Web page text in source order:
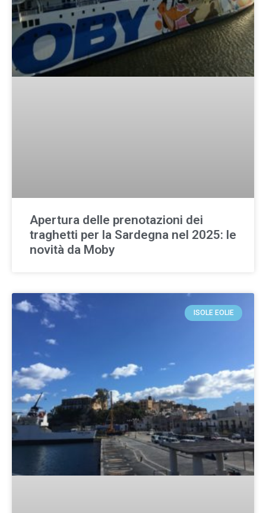
Apertura delle prenotazioni dei
traghetti per la Sardegna nel 2025: le
novità da Moby
ISOLE EOLIE